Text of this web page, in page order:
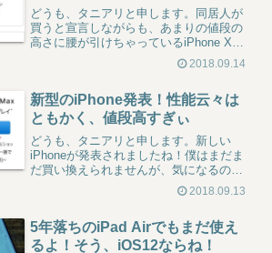
どうも、タニアリと申します。同居人が
買うと宣言しながらも、あまりの値段の
高さに腰が引けちゃっているiPhone XS
Max。もう今使っているのが限界なら買
うしかないのでビクビクしていても仕方
う…と相談さ...
2018.09.14
新型のiPhone発表！性能云々は
ともかく、値段高すぎぃ
どうも、タニアリと申します。新しい
iPhoneが発表されましたね！僕はまだま
だ買い換えられませんが、気になるのは
iPhone XRですかね。やっぱりカラフル
なのはかわいいですし、何より他と比べ
他が高すぎる...
2018.09.13
5年落ちのiPad Airでもまだ使え
るよ！そう、iOS12ならね！